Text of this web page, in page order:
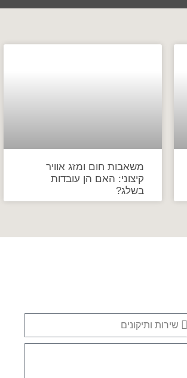
משאבות חום ומזג אוויר
קיצוני: האם הן עובדות
בשלג?